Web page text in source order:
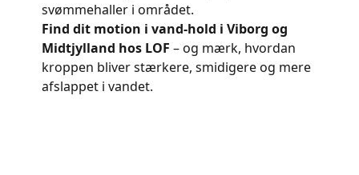
svømmehaller i området.
Find dit motion i vand-hold i Viborg og
Midtjylland hos LOF – og mærk, hvordan
kroppen bliver stærkere, smidigere og mere
afslappet i vandet.